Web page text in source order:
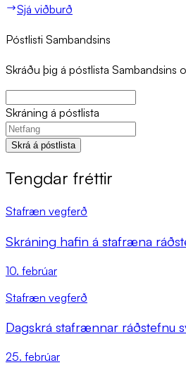
Sjá viðburð
Póstlisti Sambandsins
Skráðu þig á póstlista Sambandsins
Skráning á póstlista
Skrá á póstlista
Tengdar fréttir
Stafræn vegferð
Skráning hafin á stafræna
10. febrúar
Stafræn vegferð
Dagskrá stafrænnar ráðstefnu
25. febrúar